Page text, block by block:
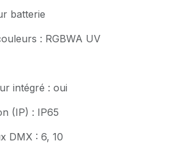
batterie
: RGBWA UV
intégré : oui
(IP) : IP65
DMX : 6, 10